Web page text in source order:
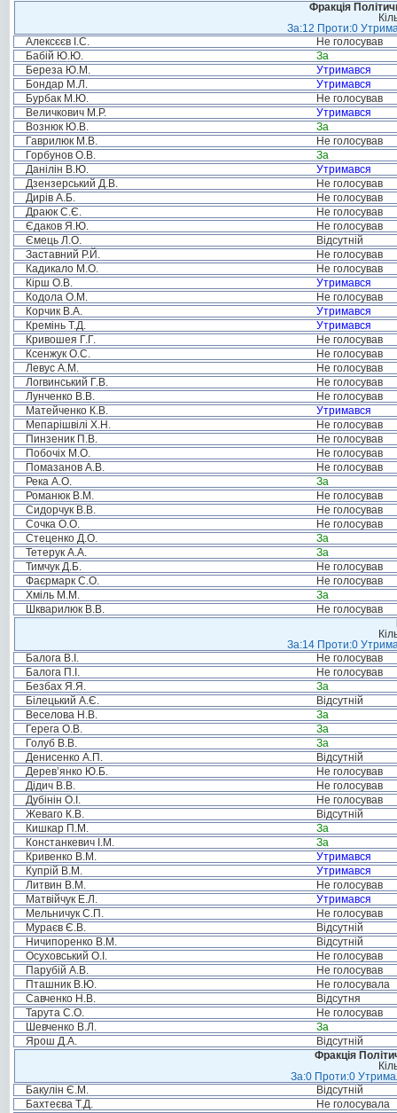
Фракція
За:12 Проти:0
Алексєєв І.С.
Не голосував
Бабій Ю.Ю.
За
Береза Ю.М.
Утримався
Бондар М.Л.
Утримався
Бурбак М.Ю.
Не голосував
Величкович М.Р.
Утримався
Вознюк Ю.В.
За
Гаврилюк М.В.
Не голосував
Горбунов О.В.
За
Данілін В.Ю.
Утримався
Дзензерський Д.В.
Не голосував
Дирів А.Б.
Не голосував
Драюк С.Є.
Не голосував
Єдаков Я.Ю.
Не голосував
Ємець Л.О.
Відсутній
Заставний Р.Й.
Не голосував
Кадикало М.О.
Не голосував
Кірш О.В.
Утримався
Кодола О.М.
Не голосував
Корчик В.А.
Утримався
Кремінь Т.Д.
Утримався
Кривошея Г.Г.
Не голосував
Ксенжук О.С.
Не голосував
Левус А.М.
Не голосував
Логвинський Г.В.
Не голосував
Лунченко В.В.
Не голосував
Матейченко К.В.
Утримався
Мепарішвілі Х.Н.
Не голосував
Пинзеник П.В.
Не голосував
Побочіх М.О.
Не голосував
Помазанов А.В.
Не голосував
Река А.О.
За
Романюк В.М.
Не голосував
Сидорчук В.В.
Не голосував
Сочка О.О.
Не голосував
Стеценко Д.О.
За
Тетерук А.А.
За
Тимчук Д.Б.
Не голосував
Фаєрмарк С.О.
Не голосував
Хміль М.М.
За
Шкварилюк В.В.
Не голосував
За:14 Проти:0
Балога В.І.
Не голосував
Балога П.І.
Не голосував
Безбах Я.Я.
За
Білецький А.Є.
Відсутній
Веселова Н.В.
За
Герега О.В.
За
Голуб В.В.
За
Денисенко А.П.
Відсутній
Дерев’янко Ю.Б.
Не голосував
Дідич В.В.
Не голосував
Дубінін О.І.
Не голосував
Жеваго К.В.
Відсутній
Кишкар П.М.
За
Констанкевич І.М.
За
Кривенко В.М.
Утримався
Купрій В.М.
Утримався
Литвин В.М.
Не голосував
Матвійчук Е.Л.
Утримався
Мельничук С.П.
Не голосував
Мураєв Є.В.
Відсутній
Ничипоренко В.М.
Відсутній
Осуховський О.І.
Не голосував
Парубій А.В.
Не голосував
Пташник В.Ю.
Не голосувала
Савченко Н.В.
Відсутня
Тарута С.О.
Не голосував
Шевченко В.Л.
За
Ярош Д.А.
Відсутній
Фракція
За:0 Проти:0
Бакулін Є.М.
Відсутній
Бахтеєва Т.Д.
Не голосувала